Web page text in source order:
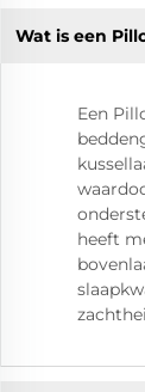
Wat is een
Een
heeft